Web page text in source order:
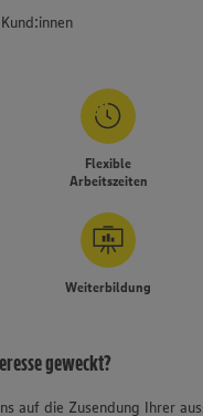
Flexible
Arbeitszeiten
Weiterbildung
geweckt?
auf die Zusendung Ihrer